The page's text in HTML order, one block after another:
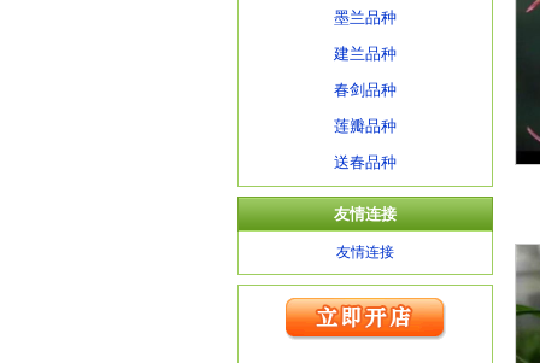
墨兰品种
建兰品种
春剑品种
莲瓣品种
送春品种
友情连接
友情连接